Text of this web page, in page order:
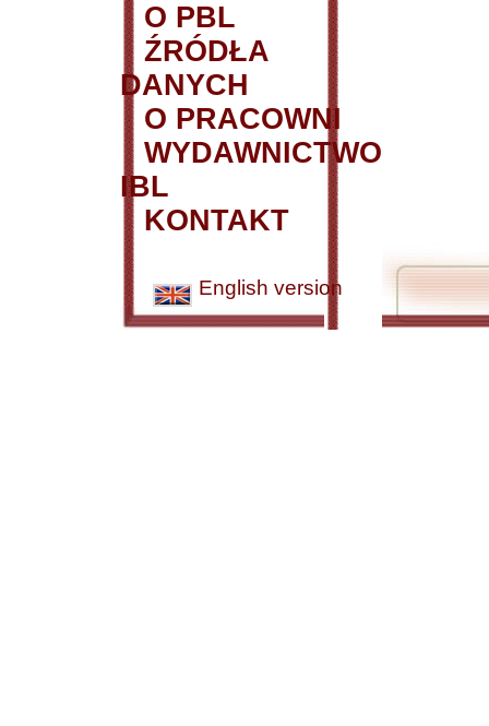
O PBL
ŹRÓDŁA
DANYCH
O PRACOWNI
WYDAWNICTWO
IBL
KONTAKT
English version